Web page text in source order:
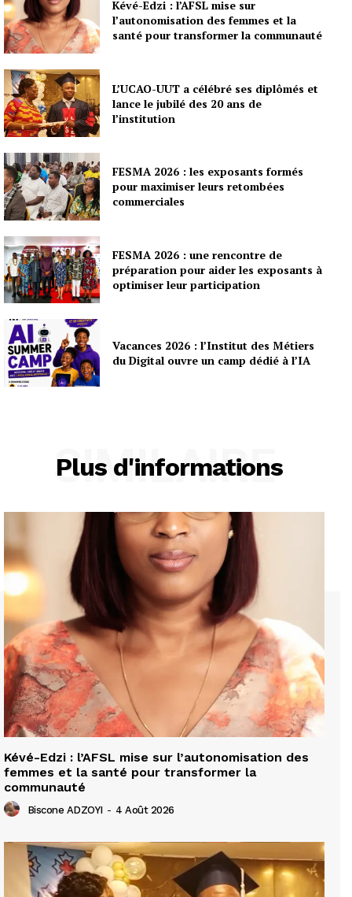
Kévé-Edzi : l’AFSL mise sur
l’autonomisation des femmes et la
santé pour transformer la communauté
L’UCAO-UUT a célébré ses diplômés et
lance le jubilé des 20 ans de
l’institution
FESMA 2026 : les exposants formés
pour maximiser leurs retombées
commerciales
FESMA 2026 : une rencontre de
préparation pour aider les exposants à
optimiser leur participation
Vacances 2026 : l’Institut des Métiers
du Digital ouvre un camp dédié à l’IA
Plus d'informations
SIMILAIRE
Kévé-Edzi : l’AFSL mise sur l’autonomisation des
femmes et la santé pour transformer la
communauté
Biscone ADZOYI - 4 Août 2026